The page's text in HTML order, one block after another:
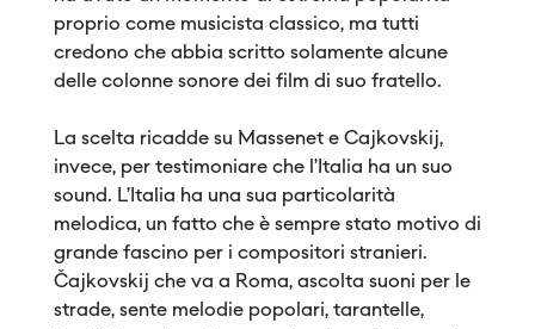
proprio come musicista classico, ma tutti
credono che abbia scritto solamente alcune
delle colonne sonore dei film di suo fratello.
La scelta ricadde su Massenet e Cajkovskij,
invece, per testimoniare che l’Italia ha un suo
sound. L’Italia ha una sua particolarità
melodica, un fatto che è sempre stato motivo di
grande fascino per i compositori stranieri.
Čajkovskij che va a Roma, ascolta suoni per le
strade, sente melodie popolari, tarantelle,